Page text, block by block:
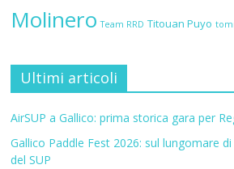
Molinero Team RRD Titouan Puyo
Ultimi articoli
AirSUP a Gallico: prima storica gara per
Gallico Paddle Fest 2026: sul lungomare
del SUP